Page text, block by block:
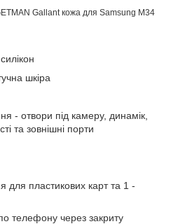
Gallant кожа для Samsung M34
шкіра
- отвори під камеру, динамік,
та зовнішні порти
для пластикових карт та 1 -
телефону через закриту